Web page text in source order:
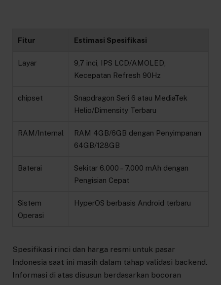
Fitur Estimasi Spesifikasi
Layar
9,7 inci, IPS LCD/AMOLED,
Kecepatan Refresh 90Hz
chipset
Snapdragon Seri 6 atau MediaTek
Helio/Dimensity Terbaru
RAM/Internal
RAM 4GB/6GB dengan Penyimpanan
64GB/128GB
Baterai
Sekitar 6.000 – 7.000 mAh dengan
Pengisian Cepat
Sistem
Operasi
HyperOS berbasis Android terbaru
Spesifikasi rinci dan harga resmi untuk pasar
Indonesia saat ini masih dalam tahap validasi backend.
Informasi di atas disusun berdasarkan bocoran